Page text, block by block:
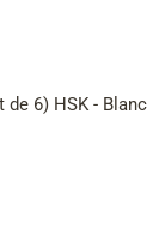
6) HSK - Blanc